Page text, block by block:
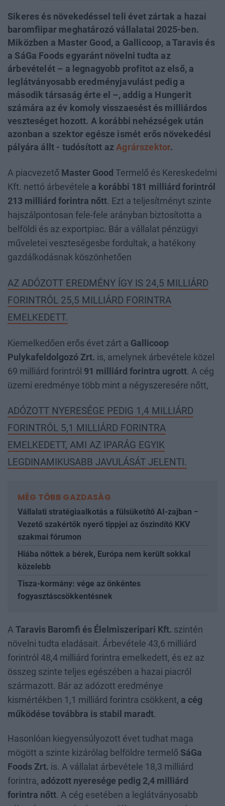
Sikeres és növekedéssel teli évet zártak a hazai
baromfiipar meghatározó vállalatai 2025-ben.
Miközben a Master Good, a Gallicoop, a Taravis és
a SáGa Foods egyaránt növelni tudta az
árbevételét – a legnagyobb profitot az első, a
leglátványosabb eredményjavulást pedig a
második társaság érte el –, addig a Hungerit
számára az év komoly visszaesést és milliárdos
veszteséget hozott. A korábbi nehézségek után
azonban a szektor egésze ismét erős növekedési
pályára állt - tudósított azAgrárszektor.
A piacvezető Master Good Termelő és Kereskedelmi
Kft. nettó árbevétele a korábbi 181 milliárd forintról
213 milliárd forintra nőtt. Ezt a teljesítményt szinte
hajszálpontosan fele-fele arányban biztosította a
belföldi és az exportpiac. Bár a vállalat pénzügyi
műveletei veszteségesbe fordultak, a hatékony
gazdálkodásnak köszönhetően
AZ ADÓZOTT EREDMÉNY ÍGY IS 24,5 MILLIÁRD
FORINTRÓL 25,5 MILLIÁRD FORINTRA
EMELKEDETT.
Kiemelkedően erős évet zárt a Gallicoop
Pulykafeldolgozó Zrt. is, amelynek árbevétele közel
69 milliárd forintról 91 milliárd forintra ugrott. A cég
üzemi eredménye több mint a négyszeresére nőtt,
ADÓZOTT NYERESÉGE PEDIG 1,4 MILLIÁRD
FORINTRÓL 5,1 MILLIÁRD FORINTRA
EMELKEDETT, AMI AZ IPARÁG EGYIK
LEGDINAMIKUSABB JAVULÁSÁT JELENTI.
MÉG TÖBB GAZDASÁG
Vállalati stratégiaalkotás a fülsüketítő AI-zajban −
Vezető szakértők nyerő tippjei az őszindító KKV
szakmai fórumon
Hiába nőttek a bérek, Európa nem került sokkal
közelebb
Tisza-kormány: vége az önkéntes
fogyasztáscsökkentésnek
A Taravis Baromfi és Élelmiszeripari Kft. szintén
növelni tudta eladásait. Árbevétele 43,6 milliárd
forintról 48,4 milliárd forintra emelkedett, és ez az
összeg szinte teljes egészében a hazai piacról
származott. Bár az adózott eredménye
kismértékben 1,1 milliárd forintra csökkent, a cég
működése továbbra is stabil maradt.
Hasonlóan kiegyensúlyozott évet tudhat maga
mögött a szinte kizárólag belföldre termelő SáGa
Foods Zrt. is. A vállalat árbevétele 18,3 milliárd
forintra, adózott nyeresége pedig 2,4 milliárd
forintra nőtt. A cég esetében a leglátványosabb